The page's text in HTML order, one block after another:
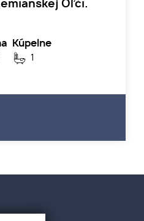
Oľči.
Kúpelne
1